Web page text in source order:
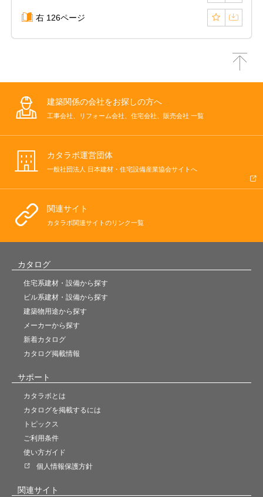
右 126ページ
建築関係の会社をお探しの方へ
工事会社、リフォーム会社、住宅会社、販売会社 一覧
カタラボ運営団体
一般社団法人 日本建材・住宅設備産業協会サイトへ
関連サイト
カタラボ関連サイトのリンク一覧
カタログ
住宅系建材・設備から探す
ビル系建材・設備から探す
建築物用途から探す
メーカーから探す
新着カタログ
カタログ掲載情報
サポート
カタラボとは
カタログを掲載するには
トピックス
ご利用条件
使い方ガイド
個人情報保護方針
関連サイト